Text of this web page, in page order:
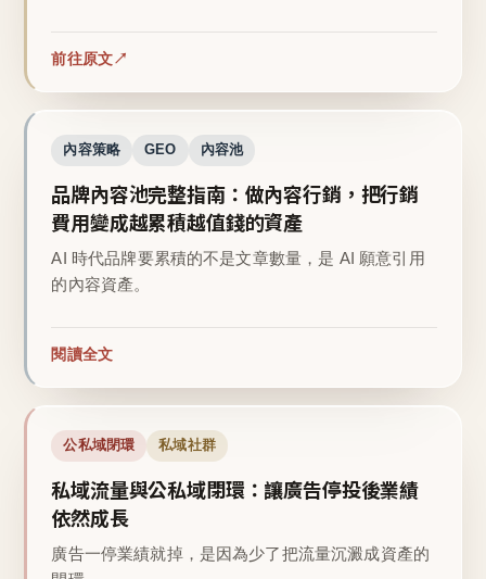
前往原文
內容策略 GEO 內容池
品牌內容池完整指南：做內容行銷，把行銷
費用變成越累積越值錢的資產
AI 時代品牌要累積的不是文章數量，是 AI 願意引用
的內容資產。
閱讀全文
公私域閉環 私域社群
私域流量與公私域閉環：讓廣告停投後業績
依然成長
廣告一停業績就掉，是因為少了把流量沉澱成資產的